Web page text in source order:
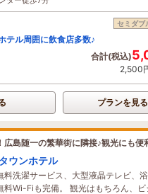
セミダブ
テル周囲に飲食店多数♪
合計(税込)
2,500
プランを見
広島随一の繁華街に隣接♪観光にも便
ウンホテル
料洗濯サービス、大型液晶テレビ、
料Wi-Fiも完備。 観光はもちろん、ビ